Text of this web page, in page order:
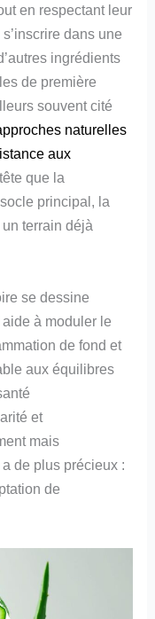
en respectant leur
dans une
ingrédients
de première
souvent cité
naturelles
aux
que la
principal, la
terrain déjà
se dessine
à moduler le
de fond et
aux équilibres
et
mais
de plus précieux :
de